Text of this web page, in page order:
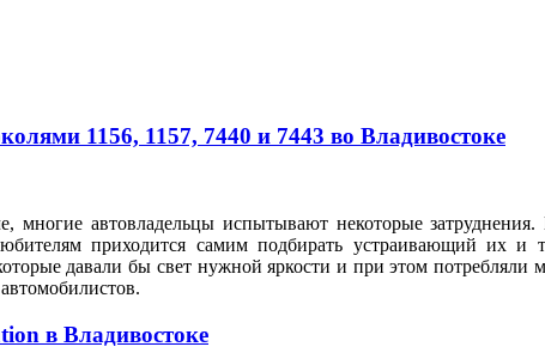
1156, 1157, 7440 и 7443 во Владивостоке
автовладельцы испытывают некоторые
приходится самим подбирать устраивающий их
давали бы свет нужной яркости и при этом
автомобилистов.
в Владивостоке